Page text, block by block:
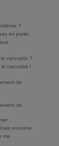
?
en parler
cannabis ?
le cannabis !
de
de
enceinte
ma